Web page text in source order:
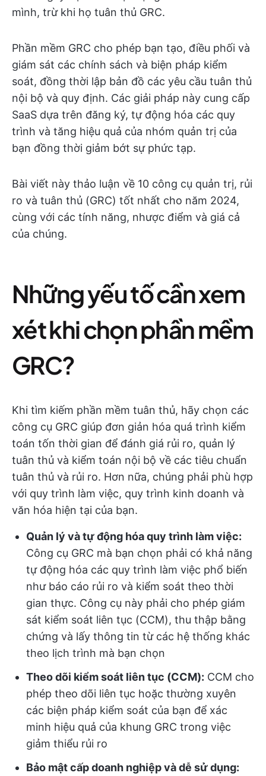
mình, trừ khi họ tuân thủ GRC.
Phần mềm GRC cho phép bạn tạo, điều phối và
giám sát các chính sách và biện pháp kiểm
soát, đồng thời lập bản đồ các yêu cầu tuân thủ
nội bộ và quy định. Các giải pháp này cung cấp
SaaS dựa trên đăng ký, tự động hóa các quy
trình và tăng hiệu quả của nhóm quản trị của
bạn đồng thời giảm bớt sự phức tạp.
Bài viết này thảo luận về 10 công cụ quản trị, rủi
ro và tuân thủ (GRC) tốt nhất cho năm 2024,
cùng với các tính năng, nhược điểm và giá cả
của chúng.
Những yếu tố cần xem
xét khi chọn phần mềm
GRC?
Khi tìm kiếm phần mềm tuân thủ, hãy chọn các
công cụ GRC giúp đơn giản hóa quá trình kiểm
toán tốn thời gian để đánh giá rủi ro, quản lý
tuân thủ và kiểm toán nội bộ về các tiêu chuẩn
tuân thủ và rủi ro. Hơn nữa, chúng phải phù hợp
với quy trình làm việc, quy trình kinh doanh và
văn hóa hiện tại của bạn.
Quản lý và tự động hóa quy trình làm việc:
Công cụ GRC mà bạn chọn phải có khả năng
tự động hóa các quy trình làm việc phổ biến
như báo cáo rủi ro và kiểm soát theo thời
gian thực. Công cụ này phải cho phép giám
sát kiểm soát liên tục (CCM), thu thập bằng
chứng và lấy thông tin từ các hệ thống khác
theo lịch trình mà bạn chọn
Theo dõi kiểm soát liên tục (CCM): CCM cho
phép theo dõi liên tục hoặc thường xuyên
các biện pháp kiểm soát của bạn để xác
minh hiệu quả của khung GRC trong việc
giảm thiểu rủi ro
Bảo mật cấp doanh nghiệp và dễ sử dụng: